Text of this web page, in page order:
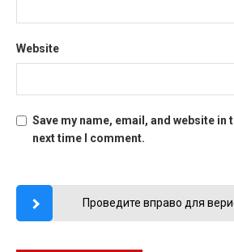
Website
Save my name, email, and website
next time I comment.
Проведите вправо для